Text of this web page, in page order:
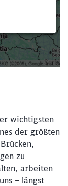
wichtigsten
der größten
zu
arbeiten
– längst